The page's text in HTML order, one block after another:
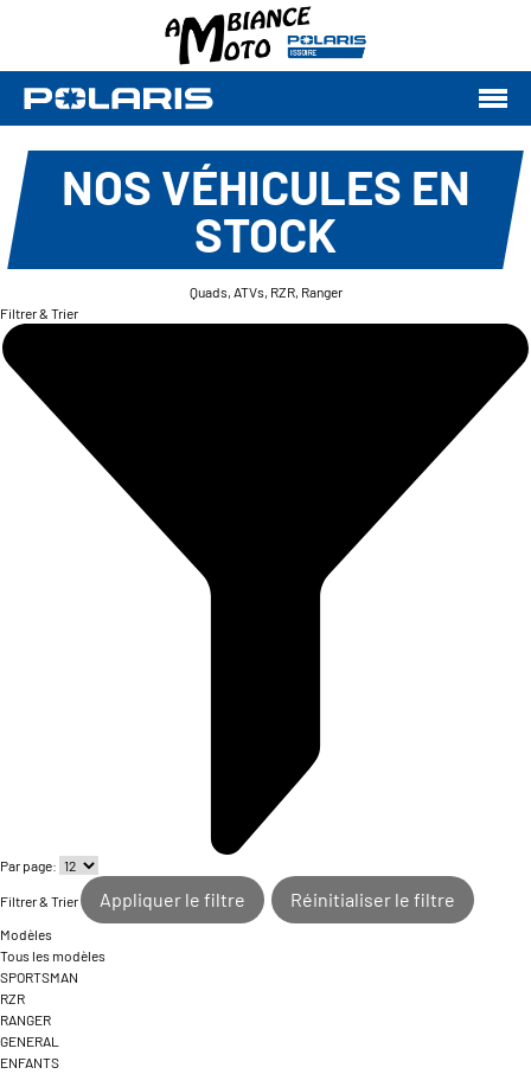
NOS VÉHICULES EN
STOCK
Quads, ATVs, RZR, Ranger
Filtrer & Trier
Par page:
Filtrer & Trier Appliquer le filtre Réinitialiser le filtre
Modèles
Tous les modèles
SPORTSMAN
RZR
RANGER
GENERAL
ENFANTS